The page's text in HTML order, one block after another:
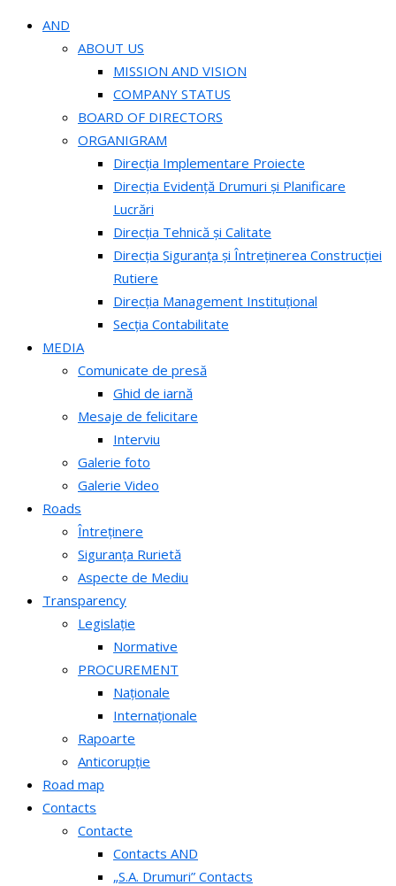
AND
ABOUT US
MISSION AND VISION
COMPANY STATUS
BOARD OF DIRECTORS
ORGANIGRAM
Direcția Implementare Proiecte
Direcția Evidență Drumuri și Planificare
Lucrări
Direcția Tehnică și Calitate
Direcția Siguranța și Întreținerea Construcției
Rutiere
Direcția Management Instituțional
Secția Contabilitate
MEDIA
Comunicate de presă
Ghid de iarnă
Mesaje de felicitare
Interviu
Galerie foto
Galerie Video
Roads
Întreținere
Siguranța Rurietă
Aspecte de Mediu
Transparency
Legislație
Normative
PROCUREMENT
Naționale
Internaționale
Rapoarte
Anticorupție
Road map
Contacts
Contacte
Contacts AND
„S.A. Drumuri” Contacts